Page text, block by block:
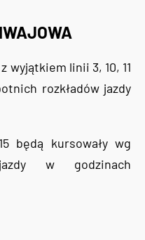
wyjątkiem linii 3, 10, 11
rozkładów jazdy
będą kursowały wg
w godzinach